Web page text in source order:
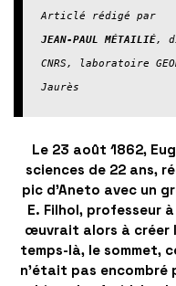
JEAN-PAUL MÉTAILIÉ,
CNRS, laboratoire
Jaurès
Le 23 août 1862,
sciences de 22 ans,
pic d’Aneto avec un
E. Filhol, professeur
œuvrait alors à créer
temps-là, le sommet,
n’était pas